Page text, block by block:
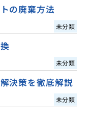
の廃棄方法
未分類
未分類
決策を徹底解説
未分類